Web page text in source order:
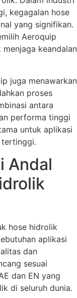
kegagalan hose
yang signifikan.
Aeroquip
keandalan
juga menawarkan
proses
antara
performa tinggi
untuk aplikasi
tertinggi.
Andal
hose hidrolik
aplikasi
dan
sesuai
dan EN yang
di seluruh dunia.